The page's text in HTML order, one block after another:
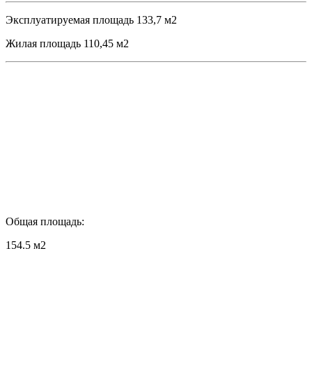
Эксплуатируемая площадь 133,7 м2
Жилая площадь 110,45 м2
Общая площадь:
154.5 м2